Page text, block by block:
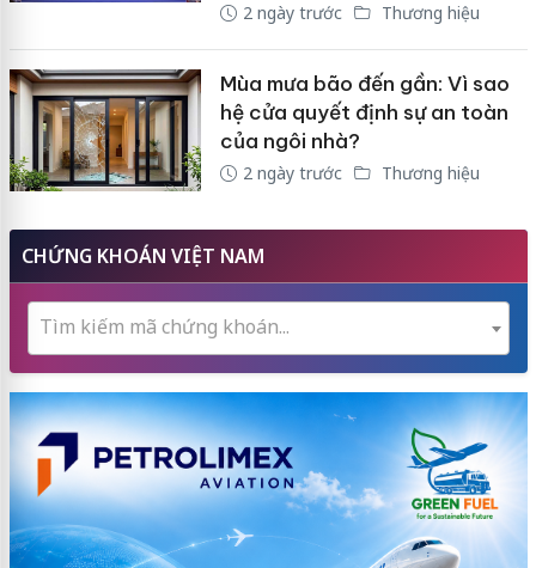
2 ngày trước Thương hiệu
Mùa mưa bão đến gần: Vì sao
hệ cửa quyết định sự an toàn
của ngôi nhà?
2 ngày trước Thương hiệu
CHỨNG KHOÁN VIỆT NAM
Tìm kiếm mã chứng khoán...